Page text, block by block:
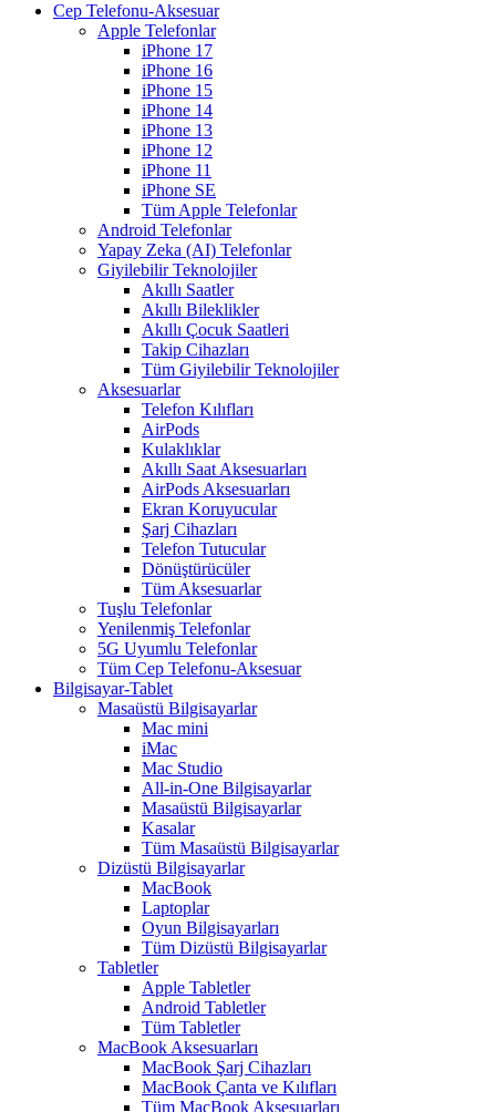
Cep Telefonu-Aksesuar
Apple Telefonlar
iPhone 17
iPhone 16
iPhone 15
iPhone 14
iPhone 13
iPhone 12
iPhone 11
iPhone SE
Tüm Apple Telefonlar
Android Telefonlar
Yapay Zeka (AI) Telefonlar
Giyilebilir Teknolojiler
Akıllı Saatler
Akıllı Bileklikler
Akıllı Çocuk Saatleri
Takip Cihazları
Tüm Giyilebilir Teknolojiler
Aksesuarlar
Telefon Kılıfları
AirPods
Kulaklıklar
Akıllı Saat Aksesuarları
AirPods Aksesuarları
Ekran Koruyucular
Şarj Cihazları
Telefon Tutucular
Dönüştürücüler
Tüm Aksesuarlar
Tuşlu Telefonlar
Yenilenmiş Telefonlar
5G Uyumlu Telefonlar
Tüm Cep Telefonu-Aksesuar
Bilgisayar-Tablet
Masaüstü Bilgisayarlar
Mac mini
iMac
Mac Studio
All-in-One Bilgisayarlar
Masaüstü Bilgisayarlar
Kasalar
Tüm Masaüstü Bilgisayarlar
Dizüstü Bilgisayarlar
MacBook
Laptoplar
Oyun Bilgisayarları
Tüm Dizüstü Bilgisayarlar
Tabletler
Apple Tabletler
Android Tabletler
Tüm Tabletler
MacBook Aksesuarları
MacBook Şarj Cihazları
MacBook Çanta ve Kılıfları
Tüm MacBook Aksesuarları